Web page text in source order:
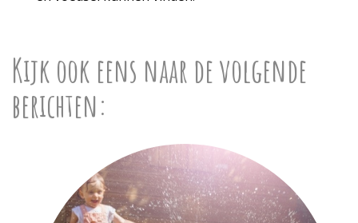
Kijk ook eens naar de volgende
berichten: